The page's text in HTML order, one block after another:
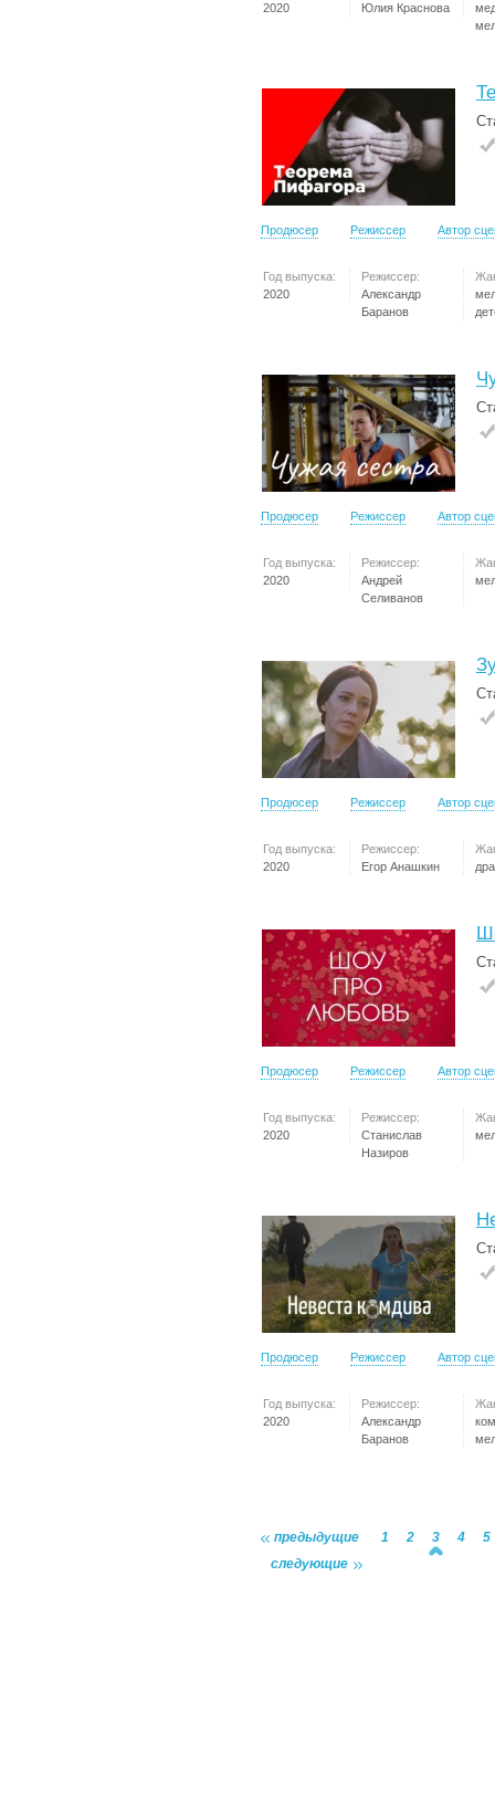
2020
Юлия Краснова
Продюсер Режиссер Автор
Год выпуска:
2020
Режиссер:
Александр
Баранов
Продюсер Режиссер Автор
Год выпуска:
2020
Режиссер:
Андрей
Селиванов
Продюсер Режиссер Автор
Год выпуска:
2020
Режиссер:
Егор Анашкин
Продюсер Режиссер Автор
Год выпуска:
2020
Режиссер:
Станислав
Назиров
Продюсер Режиссер Автор
Год выпуска:
2020
Режиссер:
Александр
Баранов
предыдущие 1 2 3 4
5
следующие